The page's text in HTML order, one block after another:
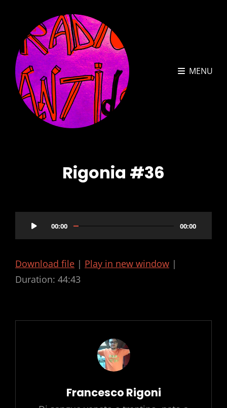
MENU
Rigonia #36
00:00 00:00
Download file | Play in new window |
Duration: 44:43
Author:
Francesco Rigoni